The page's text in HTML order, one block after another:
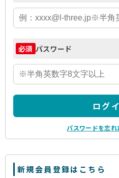
必須 パスワード
ログ
パスワードを忘
新規会員登録はこちら